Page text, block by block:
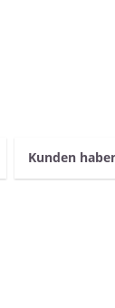
Kunden